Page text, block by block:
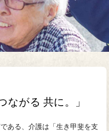
ながる 共に。」
ある、介護は「生き甲斐を支